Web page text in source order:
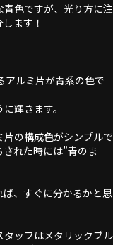
色ですが、光り方に注
ます！
アルミ片が青系の色で
輝きます。
の構成色がシンプルで
れた時には”青のま
、すぐに分かるかと思
ッフはメタリックブル